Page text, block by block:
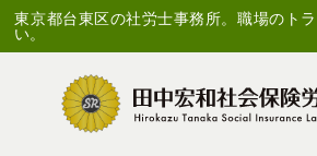
東京都台東区の社労士事務所。職場のト
い。